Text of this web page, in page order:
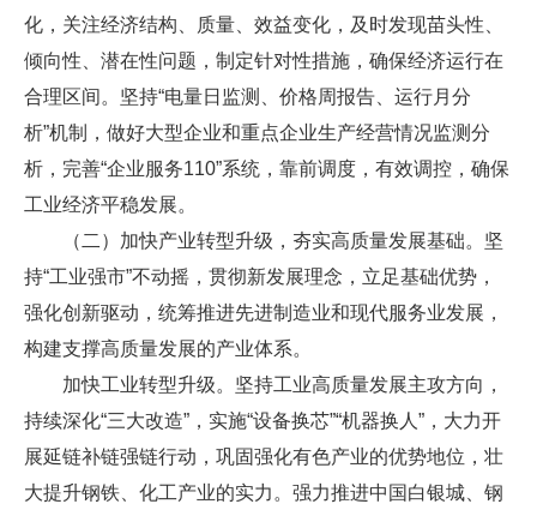
化，关注经济结构、质量、效益变化，及时发现苗头性、
倾向性、潜在性问题，制定针对性措施，确保经济运行在
合理区间。坚持“电量日监测、价格周报告、运行月分
析”机制，做好大型企业和重点企业生产经营情况监测分
析，完善“企业服务110”系统，靠前调度，有效调控，确保
工业经济平稳发展。
（二）加快产业转型升级，夯实高质量发展基础。坚
持“工业强市”不动摇，贯彻新发展理念，立足基础优势，
强化创新驱动，统筹推进先进制造业和现代服务业发展，
构建支撑高质量发展的产业体系。
加快工业转型升级。坚持工业高质量发展主攻方向，
持续深化“三大改造”，实施“设备换芯”“机器换人”，大力开
展延链补链强链行动，巩固强化有色产业的优势地位，壮
大提升钢铁、化工产业的实力。强力推进中国白银城、钢